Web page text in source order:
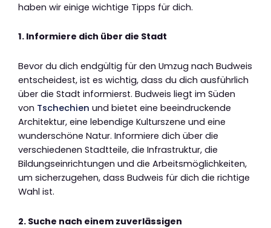
haben wir einige wichtige Tipps für dich.
1. Informiere dich über die Stadt
Bevor du dich endgültig für den Umzug nach Budweis
entscheidest, ist es wichtig, dass du dich ausführlich
über die Stadt informierst. Budweis liegt im Süden
von Tschechien und bietet eine beeindruckende
Architektur, eine lebendige Kulturszene und eine
wunderschöne Natur. Informiere dich über die
verschiedenen Stadtteile, die Infrastruktur, die
Bildungseinrichtungen und die Arbeitsmöglichkeiten,
um sicherzugehen, dass Budweis für dich die richtige
Wahl ist.
2. Suche nach einem zuverlässigen